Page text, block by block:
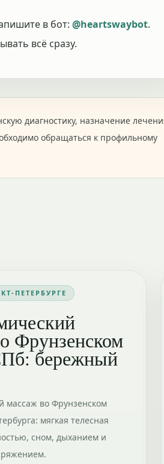
в бот: @heartswaybot.
всё сразу.
диагностику, назначение
обращаться к профильному
ПЕТЕРБУРГЕ
Фрунзенском
бережный
массаж во Фрунзенском
мягкая телесная
сном, дыханием и